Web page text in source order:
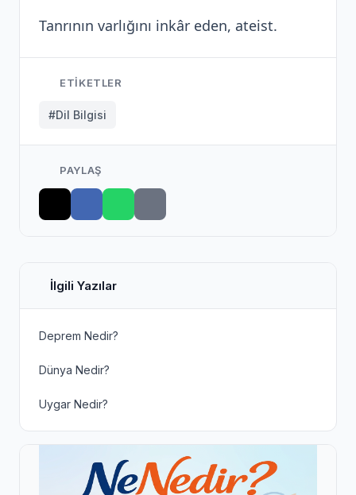
Tanrının varlığını inkâr eden, ateist.
ETIKETLER
#Dil Bilgisi
PAYLAŞ
İlgili Yazılar
Deprem Nedir?
Dünya Nedir?
Uygar Nedir?